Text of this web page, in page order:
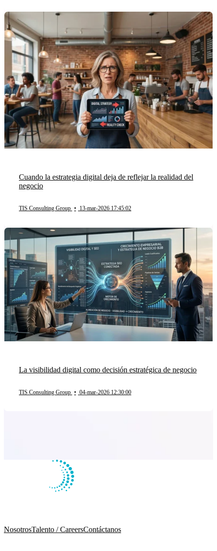
Cuando la estrategia digital deja de reflejar la realidad del
negocio
TIS Consulting Group • 13-mar-2026 17:45:02
La visibilidad digital como decisión estratégica de negocio
TIS Consulting Group • 04-mar-2026 12:30:00
NosotrosTalento / CareersContáctanos